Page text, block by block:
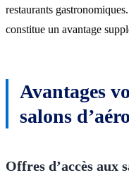
restaurants
constitue un avantage
Avantages
salons
Offres d’accès aux